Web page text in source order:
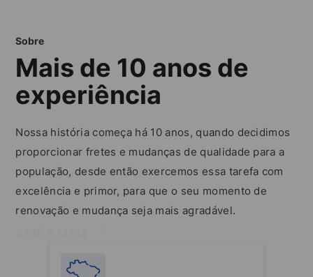
Sobre
Mais de 10 anos de
experiência
Nossa história começa há 10 anos, quando decidimos
proporcionar fretes e mudanças de qualidade para a
população, desde então exercemos essa tarefa com
excelência e primor, para que o seu momento de
renovação e mudança seja mais agradável.